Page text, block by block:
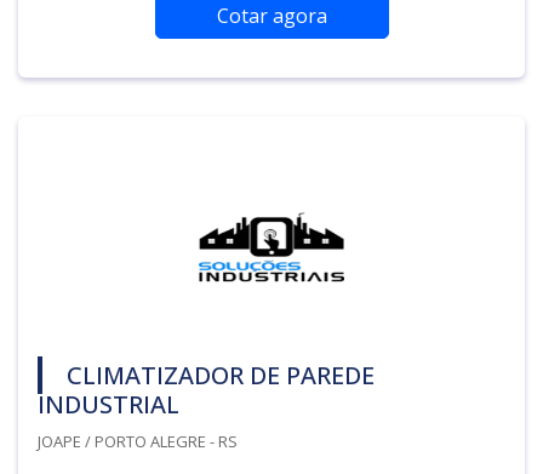
Cotar agora
CLIMATIZADOR DE PAREDE
INDUSTRIAL
JOAPE / PORTO ALEGRE - RS